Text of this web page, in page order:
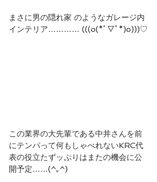
まさに男の隠れ家 のようなガレージ内
インテリア………… (((o(*ﾟ▽ﾟ*)o)))♡
この業界の大先輩である中井さんを前
にテンパって何もしゃべれないKRC代
表の役立たずッぷりはまたの機会に公
開予定……(^｡^)